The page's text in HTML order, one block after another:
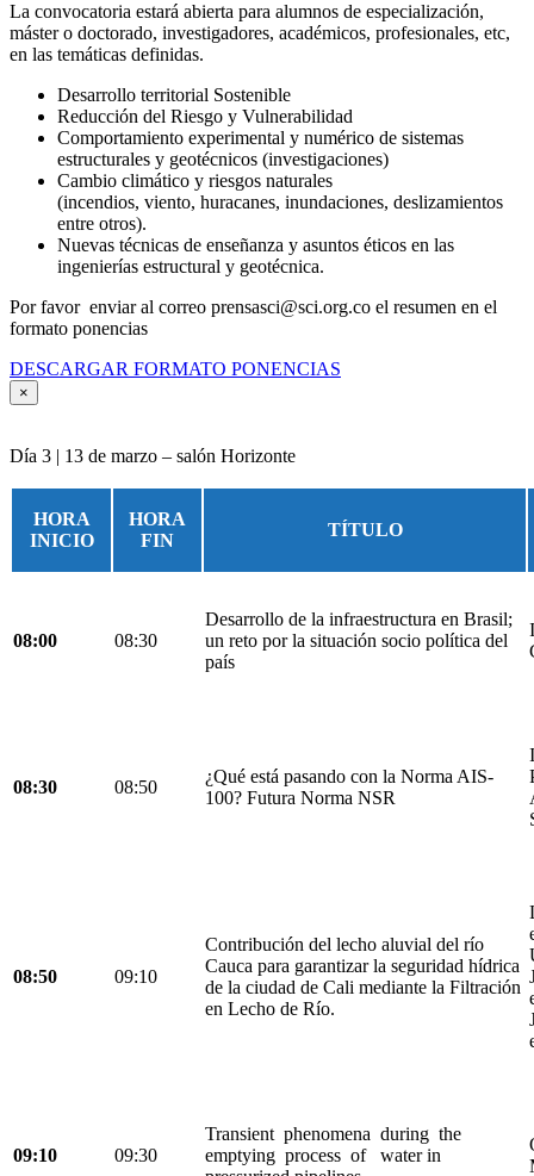
La convocatoria estará abierta para alumnos de especialización,
máster o doctorado, investigadores, académicos, profesionales, etc,
en las temáticas definidas.
Desarrollo territorial Sostenible
Reducción del Riesgo y Vulnerabilidad
Comportamiento experimental y numérico de sistemas
estructurales y geotécnicos (investigaciones)
Cambio climático y riesgos naturales
(incendios, viento, huracanes, inundaciones, deslizamientos
entre otros).
Nuevas técnicas de enseñanza y asuntos éticos en las
ingenierías estructural y geotécnica.
Por favor enviar al correo prensasci@sci.org.co el resumen en el
formato ponencias
DESCARGAR FORMATO PONENCIAS
×
Día 3 | 13 de marzo – salón Horizonte
HORA
INICIO
HORA
FIN
TÍTULO
08:00 08:30
Desarrollo de la infraestructura en Brasil;
un reto por la situación socio política del
país
08:30 08:50
¿Qué está pasando con la Norma AIS-
100? Futura Norma NSR
08:50 09:10
Contribución del lecho aluvial del río
Cauca para garantizar la seguridad hídrica
de la ciudad de Cali mediante la Filtración
en Lecho de Río.
09:10 09:30
Transient phenomena during the
emptying process of water in